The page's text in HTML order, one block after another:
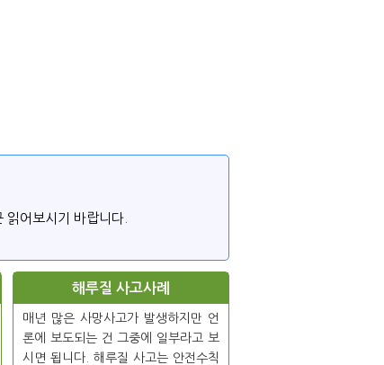
어보시기 바랍니다.
해루질 사고사례
매년 많은 사망사고가 발생하지만 언
론에 보도되는 건 그중에 일부라고 보
시면 됩니다. 해루질 사고는 안전수칙